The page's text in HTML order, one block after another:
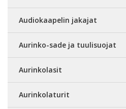
Audiokaapelin jakajat
Aurinko-sade ja tuulisuojat
Aurinkolasit
Aurinkolaturit